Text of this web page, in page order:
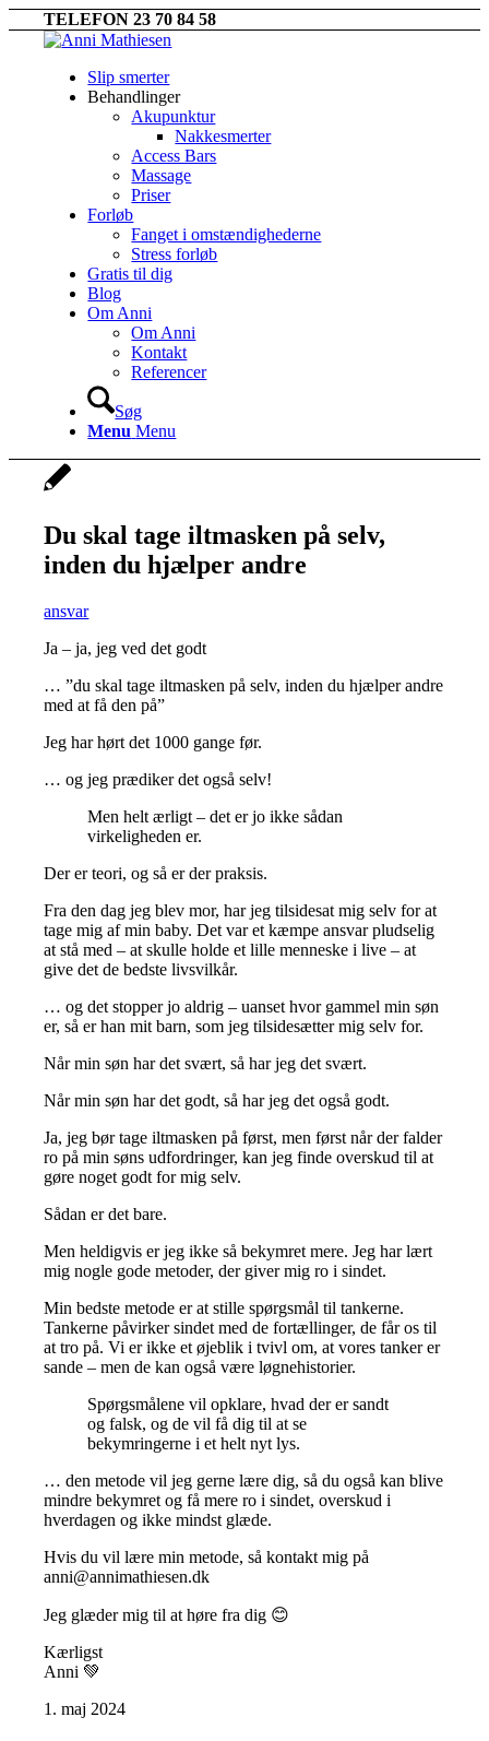
TELEFON 23 70 84 58
Slip smerter
Behandlinger
Akupunktur
Nakkesmerter
Access Bars
Massage
Priser
Forløb
Fanget i omstændighederne
Stress forløb
Gratis til dig
Blog
Om Anni
Om Anni
Kontakt
Referencer
Søg
Menu Menu
Du skal tage iltmasken på selv,
inden du hjælper andre
ansvar
Ja – ja, jeg ved det godt
… ”du skal tage iltmasken på selv, inden du hjælper andre
med at få den på”
Jeg har hørt det 1000 gange før.
… og jeg prædiker det også selv!
Men helt ærligt – det er jo ikke sådan
virkeligheden er.
Der er teori, og så er der praksis.
Fra den dag jeg blev mor, har jeg tilsidesat mig selv for at
tage mig af min baby. Det var et kæmpe ansvar pludselig
at stå med – at skulle holde et lille menneske i live – at
give det de bedste livsvilkår.
… og det stopper jo aldrig – uanset hvor gammel min søn
er, så er han mit barn, som jeg tilsidesætter mig selv for.
Når min søn har det svært, så har jeg det svært.
Når min søn har det godt, så har jeg det også godt.
Ja, jeg bør tage iltmasken på først, men først når der falder
ro på min søns udfordringer, kan jeg finde overskud til at
gøre noget godt for mig selv.
Sådan er det bare.
Men heldigvis er jeg ikke så bekymret mere. Jeg har lært
mig nogle gode metoder, der giver mig ro i sindet.
Min bedste metode er at stille spørgsmål til tankerne.
Tankerne påvirker sindet med de fortællinger, de får os til
at tro på. Vi er ikke et øjeblik i tvivl om, at vores tanker er
sande – men de kan også være løgnehistorier.
Spørgsmålene vil opklare, hvad der er sandt
og falsk, og de vil få dig til at se
bekymringerne i et helt nyt lys.
… den metode vil jeg gerne lære dig, så du også kan blive
mindre bekymret og få mere ro i sindet, overskud i
hverdagen og ikke mindst glæde.
Hvis du vil lære min metode, så kontakt mig på
anni@annimathiesen.dk
Jeg glæder mig til at høre fra dig 😊
Kærligst
Anni 💚
1. maj 2024